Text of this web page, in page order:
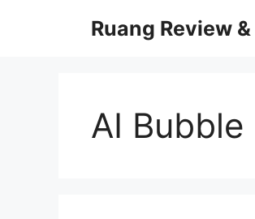
Ruang Review
AI Bubble